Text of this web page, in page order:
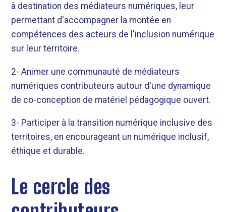
à destination des médiateurs numériques, leur
permettant d'accompagner la montée en
compétences des acteurs de l'inclusion numérique
sur leur territoire.
2- Animer une communauté de médiateurs
numériques contributeurs autour d'une dynamique
de co-conception de matériel pédagogique ouvert.
3- Participer à la transition numérique inclusive des
territoires, en encourageant un numérique inclusif,
éthique et durable.
Le cercle des